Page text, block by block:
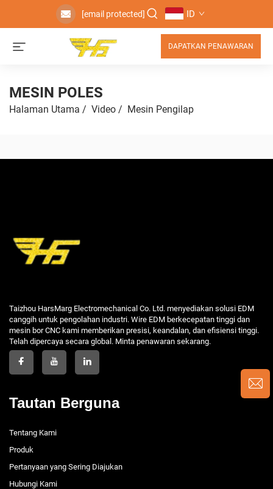
[email protected] ID
DAPATKAN PENAWARAN
MESIN POLES
Halaman Utama / Video / Mesin Pengilap
Taizhou HarsMarg Electromechanical Co. Ltd. menyediakan solusi EDM
canggih untuk pengolahan industri. Wire EDM berkecepatan tinggi dan
mesin bor CNC kami memberikan presisi, keandalan, dan efisiensi tinggi.
Telah dipercaya secara global. Minta penawaran sekarang.
Tautan Berguna
Tentang Kami
Produk
Pertanyaan yang Sering Diajukan
Hubungi Kami